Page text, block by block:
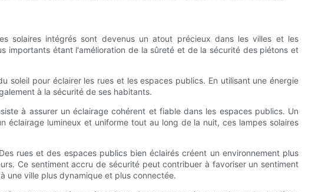
solaires intégrés sont devenus un atout précieux dans les villes et les
importants étant l'amélioration de la sûreté et de la sécurité des piétons et
soleil pour éclairer les rues et les espaces publics. En utilisant une énergie
à la sécurité de ses habitants.
à assurer un éclairage cohérent et fiable dans les espaces publics. Un
éclairage lumineux et uniforme tout au long de la nuit, ces lampes solaires
rues et des espaces publics bien éclairés créent un environnement plus
Ce sentiment accru de sécurité peut contribuer à favoriser un sentiment
une ville plus dynamique et plus connectée.